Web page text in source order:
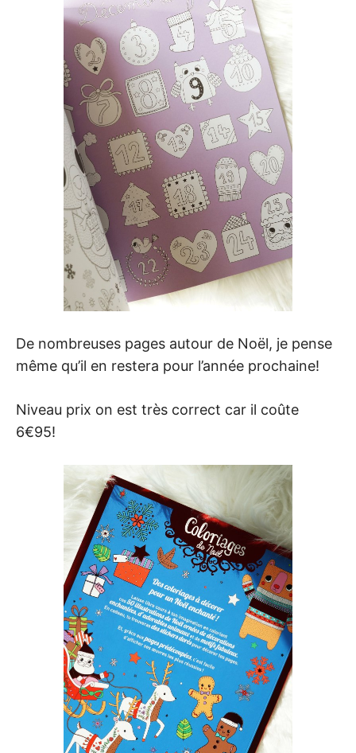
De nombreuses pages autour de Noël, je pense
même qu’il en restera pour l’année prochaine!
Niveau prix on est très correct car il coûte
6€95!